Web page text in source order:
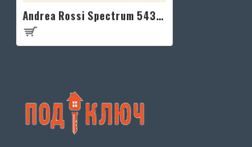
Andrea Rossi Spectrum 54333-14